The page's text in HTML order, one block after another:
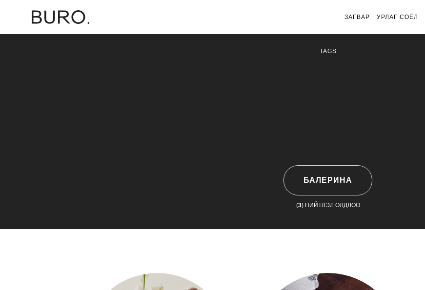
ЗАГВАР УРЛАГ СОЁЛ
TAGS
БАЛЕРИНА
(3) НИЙТЛЭЛ ОЛДЛОО